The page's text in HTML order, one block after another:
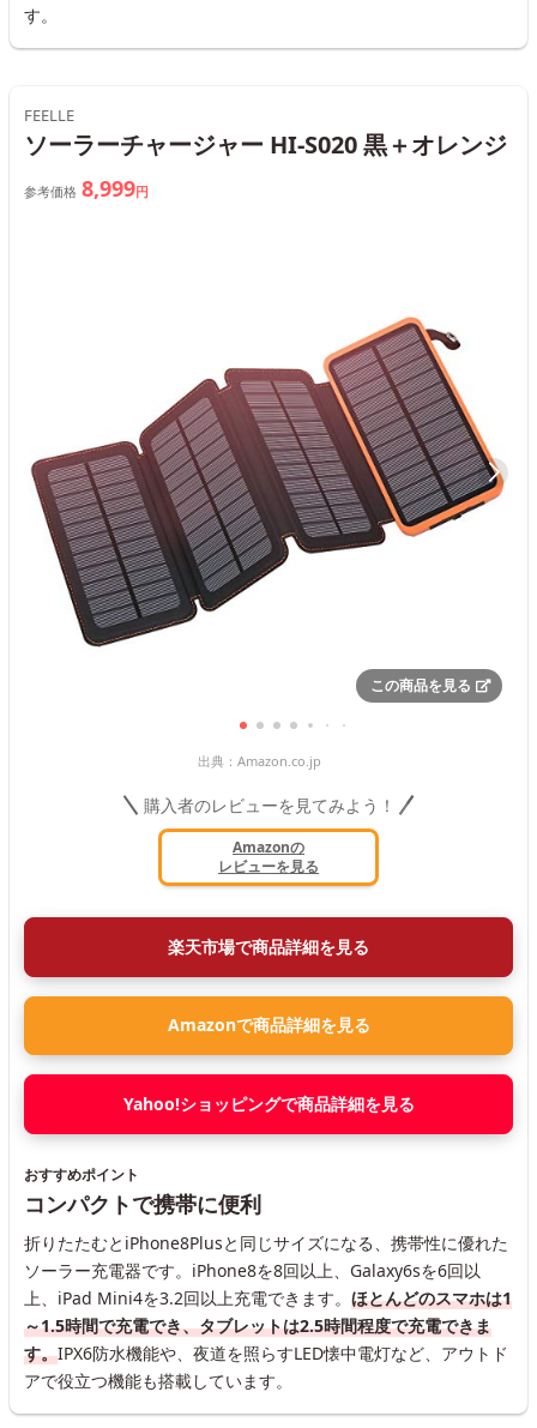
す。
FEELLE
ソーラーチャージャー HI-S020 黒＋オレンジ
参考価格 8,999円
この商品を見る
出典： Amazon.co.jp
購入者のレビューを見てみよう！
Amazonの
レビューを見る
楽天市場で商品詳細を見る
Amazonで商品詳細を見る
Yahoo!ショッピングで商品詳細を見る
おすすめポイント
コンパクトで携帯に便利
折りたたむとiPhone8Plusと同じサイズになる、携帯性に優れた
ソーラー充電器です。iPhone8を8回以上、Galaxy6sを6回以
上、iPad Mini4を3.2回以上充電できます。 ほとんどのスマホは1
～1.5時間で充電でき、タブレットは2.5時間程度で充電できま
す。IPX6防水機能や、夜道を照らすLED懐中電灯など、アウトド
アで役立つ機能も搭載しています。